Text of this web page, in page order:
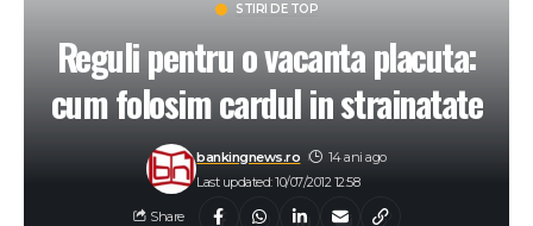
STIRI DE TOP
Reguli pentru o vacanta placuta:
cum folosim cardul in strainatate
Last updated: 10/07/2012 12:58
bankingnews.ro 14 ani ago
Share